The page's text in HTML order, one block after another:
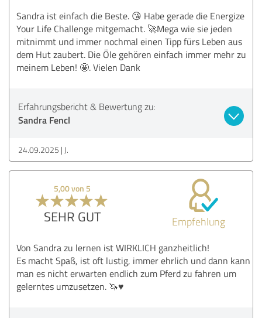
Sandra ist einfach die Beste. 😘 Habe gerade die Energize
Your Life Challenge mitgemacht. 🚀Mega wie sie jeden
mitnimmt und immer nochmal einen Tipp fürs Leben aus
dem Hut zaubert. Die Öle gehören einfach immer mehr zu
meinem Leben! 🤩. Vielen Dank
Erfahrungsbericht & Bewertung zu:
Sandra Fencl
24.09.2025 J.
5,00 von 5
SEHR GUT Empfehlung
Von Sandra zu lernen ist WIRKLICH ganzheitlich!
Es macht Spaß, ist oft lustig, immer ehrlich und dann kann
man es nicht erwarten endlich zum Pferd zu fahren um
gelerntes umzusetzen. 🦄♥️